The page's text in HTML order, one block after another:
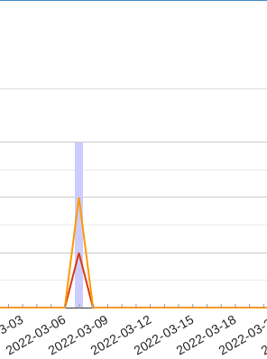
03
2022-03-062022-03-092022-03-122022-03-152022-03-18
2022-